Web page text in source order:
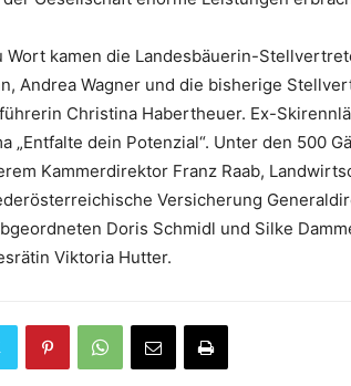
Wort kamen die Landesbäuerin-
Andrea Wagner und die bisherige
Christina Habertheuer. Ex-
„Entfalte dein Potenzial“. Unter den 500
Kammerdirektor Franz Raab,
Versicherung
Doris Schmidl und Silke
Viktoria Hutter.